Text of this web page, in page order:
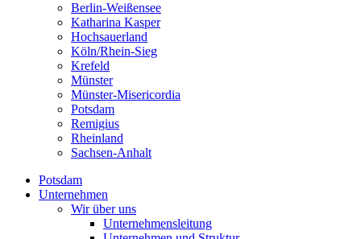
Berlin-Weißensee
Katharina Kasper
Hochsauerland
Köln/Rhein-Sieg
Krefeld
Münster
Münster-Misericordia
Potsdam
Remigius
Rheinland
Sachsen-Anhalt
Potsdam
Unternehmen
Wir über uns
Unternehmensleitung